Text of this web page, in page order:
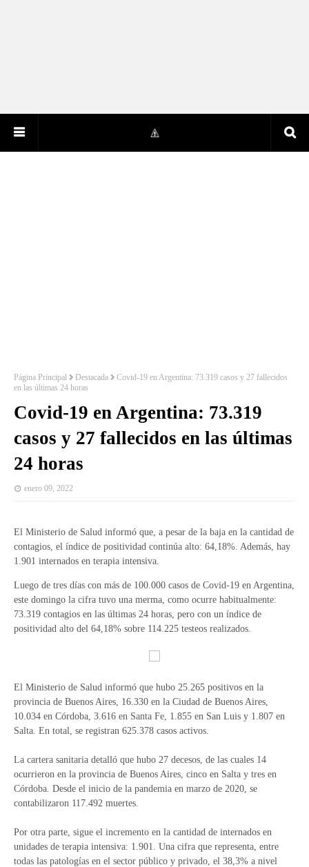
Página Principal Destacada
Covid-19 en Argentina: 73.319 casos y 27 fallecidos
en las últimas 24 horas
Covid-19 en Argentina: 73.319
casos y 27 fallecidos en las últimas
24 horas
enero 09, 2022
El Ministerio de Salud informó que, a pesar de la baja en la cantidad de
contagios, el índice de positividad continúa alto: 64,18%. Además, hay
1.901 internados en terapia intensiva.
Luego de tres días con más de 100.000 casos de Covid-19 en Argentina,
este domingo la cifra tuvo una merma, como ocurre habitualmente:
73.319 contagios en las últimas 24 horas, pero con un índice de
positividad alto del 64,18% sobre 114.225 testeos realizados.
El Ministerio de Salud informó que hubo 25.265 positivos en la
provincia de Buenos Aires, 16.330 en la Ciudad de Buenos Aires,
10.034 en Córdoba, 3.616 en Santa Fe, 1.855 en San Luis y 1.807 en
Salta. En total, se registran 625.378 casos activos.
La cartera sanitaria detalló que hubo 27 decesos, de las cuales 14
ocurrieron en la provincia de Buenos Aires, cinco en Salta y tres en
Córdoba. Desde el inicio de la pandemia en marzo de 2020, se
contabilizaron 117.492 muertes.
Por otra parte, sigue el incremento en la cantidad de internados en
unidades de terapia intensiva: 1.901. Una cifra que representa, entre
todas las patologías en el sector público y privado, el 38,3% a nivel